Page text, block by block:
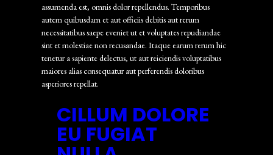
assumenda est, omnis dolor repellendus. Temporibus
autem quibusdam et aut officiis debitis aut rerum
necessitatibus saepe eveniet ut et voluptates repudiandae
sint et molestiae non recusandae. Itaque earum rerum hic
tenetur a sapiente delectus, ut aut reiciendis voluptatibus
maiores alias consequatur aut perferendis doloribus
asperiores repellat.
CILLUM DOLORE
EU FUGIAT